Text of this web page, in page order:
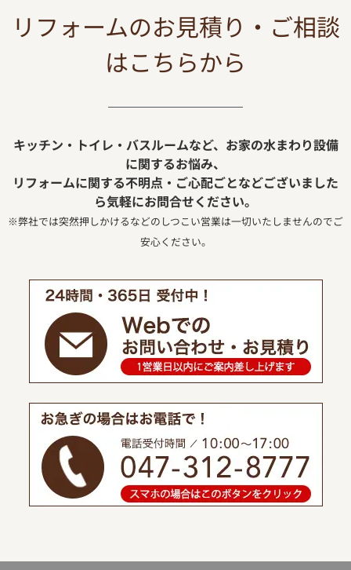
リフォームのお見積り・ご相談
はこちらから
キッチン・トイレ・バスルームなど、お家の水まわり設備
に関するお悩み、
リフォームに関する不明点・ご心配ごとなどございました
ら気軽にお問合せください。
※弊社では突然押しかけるなどのしつこい営業は一切いたしませんのでご
安心ください。